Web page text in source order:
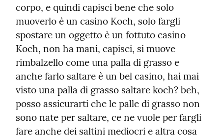
corpo, e quindi capisci bene che solo
muoverlo è un casino Koch, solo fargli
spostare un oggetto è un fottuto casino
Koch, non ha mani, capisci, si muove
rimbalzello come una palla di grasso e
anche farlo saltare è un bel casino, hai mai
visto una palla di grasso saltare koch? beh,
posso assicurarti che le palle di grasso non
sono nate per saltare, ce ne vuole per fargli
fare anche dei saltini mediocri e altra cosa